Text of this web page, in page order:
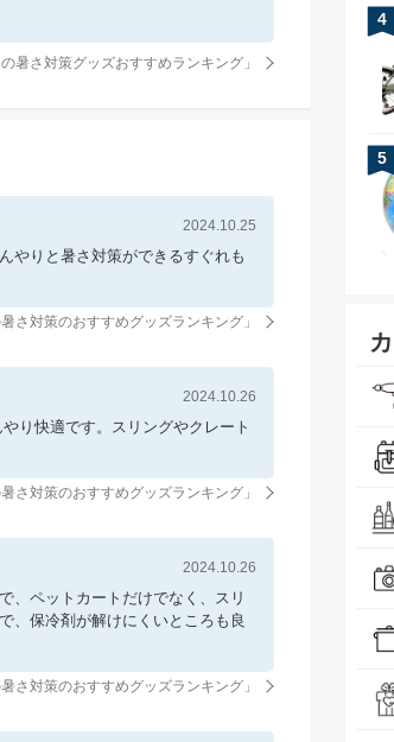
暑さ対策グッズおすすめランキング 」
2024.10.25
やりと暑さ対策ができるすぐれも
さ対策のおすすめグッズランキング 」
2024.10.26
り快適です。スリングやクレート
さ対策のおすすめグッズランキング 」
2024.10.26
、ペットカートだけでなく、スリ
、保冷剤が解けにくいところも良
さ対策のおすすめグッズランキング 」
4
5